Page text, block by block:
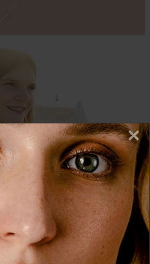
Website. Einige von
andere uns helfen,
×